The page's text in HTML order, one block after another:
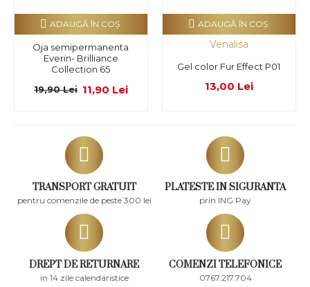
TRANSPORT GRATUIT
pentru comenzile de peste 300 lei
PLATESTE IN SIGURANTA
prin ING Pay
DREPT DE RETURNARE
in 14 zile calendaristice
COMENZI TELEFONICE
0767.217.704
Oja semipermanenta
Everin- Brilliance
Collection 65
11,90 Lei
19,90 Lei
ADAUGĂ ÎN COŞ
Venalisa
Gel color Fur Effect P01
13,00 Lei
ADAUGĂ ÎN COŞ